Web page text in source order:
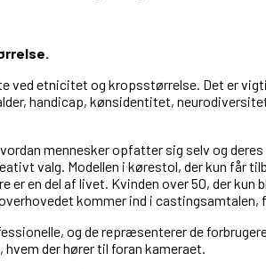
ved etnicitet og kropsstørrelse. Det er
handicap, kønsidentitet,
mennesker opfatter sig selv og
valg. Modellen i kørestol, der kun får
en del af livet. Kvinden over 50, der
kommer ind i castingsamtalen,
og de repræsenterer de
der hører til foran kameraet.